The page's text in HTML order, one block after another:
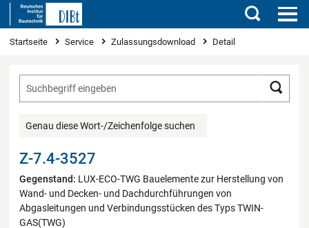
Suchen
Sie sind hier
Startseite Service Zulassungsdownload Detail
Genau diese Wort-/Zeichenfolge suchen
Z-7.4-3527
Gegenstand: LUX-ECO-TWG Bauelemente zur Herstellung von
Wand- und Decken- und Dachdurchführungen von
Abgasleitungen und Verbindungsstücken des Typs TWIN-
GAS(TWG)